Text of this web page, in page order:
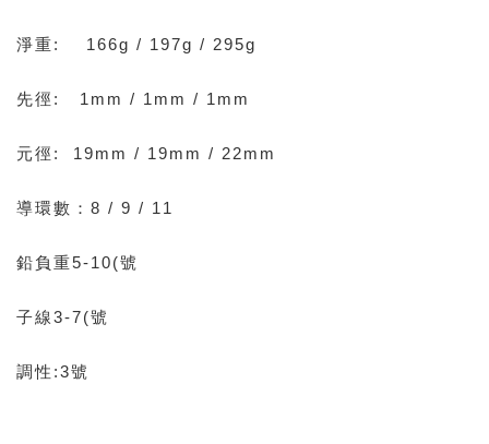
淨重: 166g / 197g / 295g
先徑: 1mm / 1mm / 1mm
元徑: 19mm / 19mm / 22mm
導環數：8 / 9 / 11
鉛負重5-10(號
子線3-7(號
調性:3號